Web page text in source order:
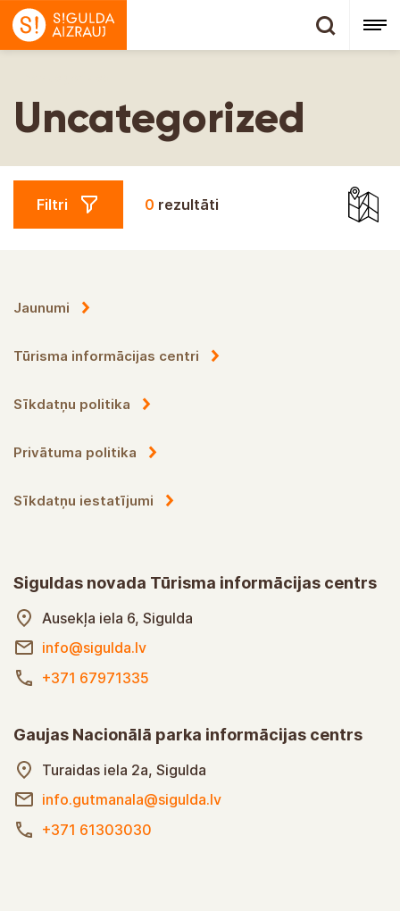
Uncategorized
Filtri 0 rezultāti
Jaunumi
Tūrisma informācijas centri
Sīkdatņu politika
Privātuma politika
Sīkdatņu iestatījumi
Siguldas novada Tūrisma informācijas centrs
Ausekļa iela 6, Sigulda
info@sigulda.lv
+371 67971335
Gaujas Nacionālā parka informācijas centrs
Turaidas iela 2a, Sigulda
info.gutmanala@sigulda.lv
+371 61303030